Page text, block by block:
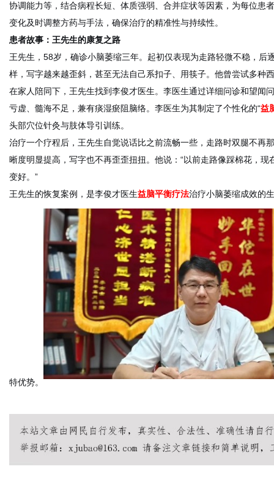
协调能力等，结合病程长短、体质强弱、合并症状等因素，为每位患
变化及时调整方药与手法，确保治疗的精准性与持续性。
患者故事：王先生的康复之路
王先生，58岁，确诊小脑萎缩三年。起初仅表现为走路轻微不稳，
样，写字越来越歪斜，甚至无法自己系扣子、用筷子。他曾尝试多种
在家人陪同下，王先生找到李俊才医生。李医生通过详细问诊和望闻
亏虚、髓海不足，兼有痰湿瘀阻脑络。李医生为其制定了个性化的“益
头部穴位针灸与肢体导引训练。
治疗一个疗程后，王先生自觉说话比之前流畅一些，走路时双腿不再
晰度明显提高，写字也不再歪歪扭扭。他说：“以前走路像踩棉花，
变好。”
王先生的恢复案例，是李俊才医生益脑平衡疗法治疗小脑萎缩成效的
特优势。